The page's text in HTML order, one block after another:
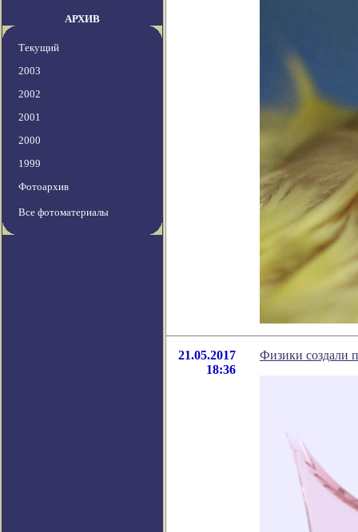
АРХИВ
Текущий
2003
2002
2001
2000
1999
Фотоархив
Все фотоматериалы
21.05.2017
18:36
Физики создали